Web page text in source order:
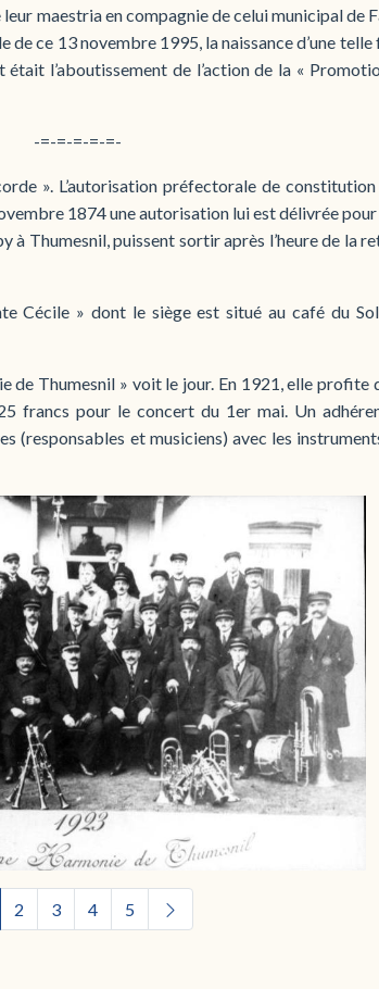
maestria en compagnie de celui municipal de
de ce 13 novembre 1995, la naissance d’une
l’aboutissement de l’action de la «
-=-=-=-=-=-
». L’autorisation préfectorale de
1874 une autorisation lui est délivrée pour
à Thumesnil, puissent sortir après l’heure de la
Cécile » dont le siège est situé au café du
de Thumesnil » voit le jour. En 1921, elle profite
francs pour le concert du 1er mai. Un
(responsables et musiciens) avec les
2 3 4 5